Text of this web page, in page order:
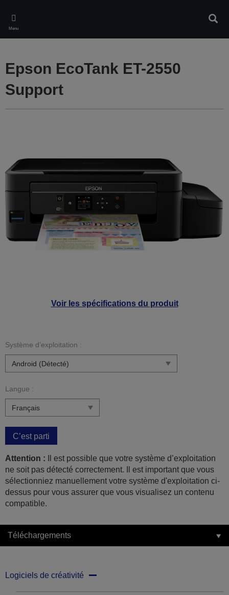
main
content
Menu
Voir les spécifications du produit
Epson EcoTank ET-2550
Support
Système d’exploitation :
Langue :
C’est parti
Attention : Il est possible que votre système d’exploitation
ne soit pas détecté correctement. Il est important que vous
sélectionniez manuellement votre système d'exploitation ci-
dessus pour vous assurer que vous visualisez un contenu
compatible.
Téléchargements
Logiciels de créativité